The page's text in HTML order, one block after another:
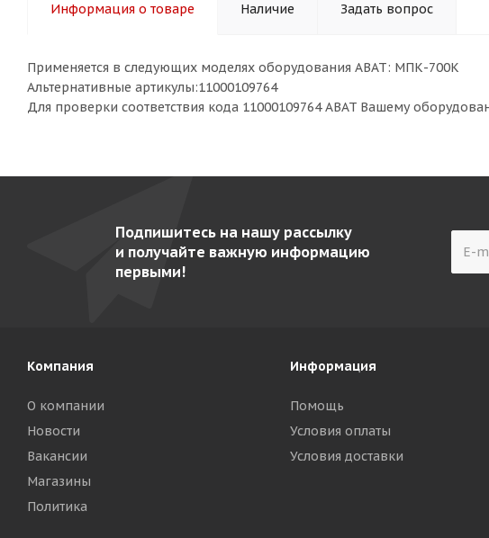
Информация о товаре Наличие Задать вопрос
Применяется в следующих моделях оборудования ABAT: МПК-700К
Альтернативные артикулы:11000109764
Для проверки соответствия кода 11000109764 ABAT Вашему
Подпишитесь на нашу рассылку
и получайте важную информацию
первыми!
Компания
О компании
Новости
Вакансии
Магазины
Политика
Информация
Помощь
Условия оплаты
Условия доставки